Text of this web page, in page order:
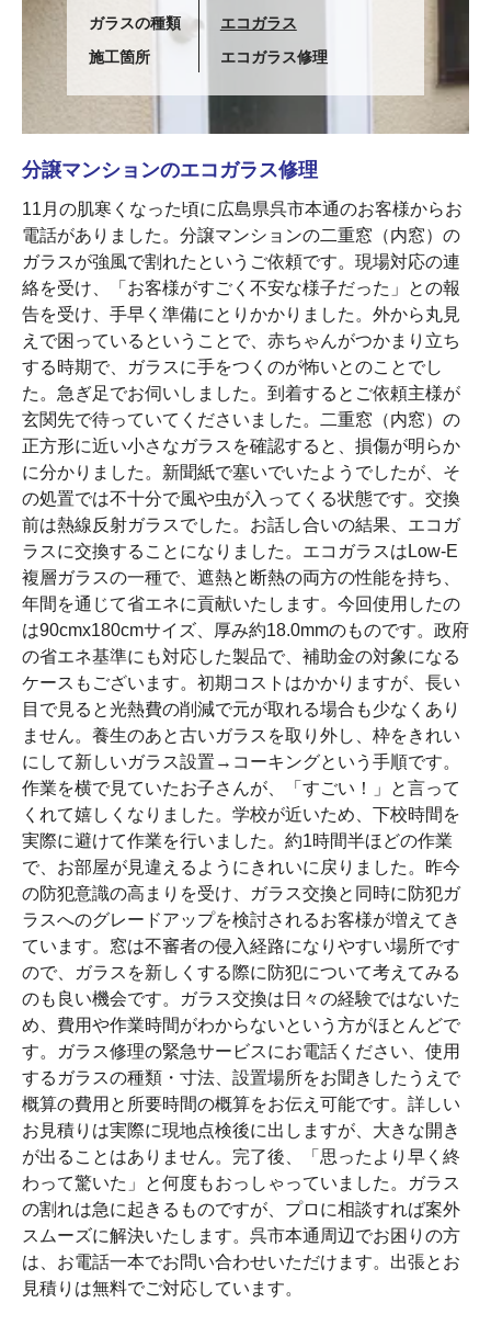
ガラスの種類
エコガラス
施工箇所
エコガラス修理
分譲マンションのエコガラス修理
11月の肌寒くなった頃に広島県呉市本通のお客様からお
電話がありました。分譲マンションの二重窓（内窓）の
ガラスが強風で割れたというご依頼です。現場対応の連
絡を受け、「お客様がすごく不安な様子だった」との報
告を受け、手早く準備にとりかかりました。外から丸見
えで困っているということで、赤ちゃんがつかまり立ち
する時期で、ガラスに手をつくのが怖いとのことでし
た。急ぎ足でお伺いしました。到着するとご依頼主様が
玄関先で待っていてくださいました。二重窓（内窓）の
正方形に近い小さなガラスを確認すると、損傷が明らか
に分かりました。新聞紙で塞いでいたようでしたが、そ
の処置では不十分で風や虫が入ってくる状態です。交換
前は熱線反射ガラスでした。お話し合いの結果、エコガ
ラスに交換することになりました。エコガラスはLow-E
複層ガラスの一種で、遮熱と断熱の両方の性能を持ち、
年間を通じて省エネに貢献いたします。今回使用したの
は90cmx180cmサイズ、厚み約18.0mmのものです。政府
の省エネ基準にも対応した製品で、補助金の対象になる
ケースもございます。初期コストはかかりますが、長い
目で見ると光熱費の削減で元が取れる場合も少なくあり
ません。養生のあと古いガラスを取り外し、枠をきれい
にして新しいガラス設置→コーキングという手順です。
作業を横で見ていたお子さんが、「すごい！」と言って
くれて嬉しくなりました。学校が近いため、下校時間を
実際に避けて作業を行いました。約1時間半ほどの作業
で、お部屋が見違えるようにきれいに戻りました。昨今
の防犯意識の高まりを受け、ガラス交換と同時に防犯ガ
ラスへのグレードアップを検討されるお客様が増えてき
ています。窓は不審者の侵入経路になりやすい場所です
ので、ガラスを新しくする際に防犯について考えてみる
のも良い機会です。ガラス交換は日々の経験ではないた
め、費用や作業時間がわからないという方がほとんどで
す。ガラス修理の緊急サービスにお電話ください、使用
するガラスの種類・寸法、設置場所をお聞きしたうえで
概算の費用と所要時間の概算をお伝え可能です。詳しい
お見積りは実際に現地点検後に出しますが、大きな開き
が出ることはありません。完了後、「思ったより早く終
わって驚いた」と何度もおっしゃっていました。ガラス
の割れは急に起きるものですが、プロに相談すれば案外
スムーズに解決いたします。呉市本通周辺でお困りの方
は、お電話一本でお問い合わせいただけます。出張とお
見積りは無料でご対応しています。